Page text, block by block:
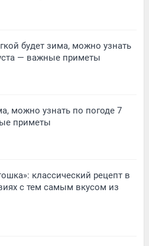
будет зима, можно узнать
— важные приметы
можно узнать по погоде 7
приметы
классический рецепт в
с тем самым вкусом из